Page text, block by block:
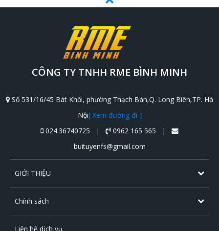
CÔNG TY TNHH RME BÌNH MINH
Số 531/16/45 Bát Khối, phường Thạch Bàn,Q. Long Biên,TP. Hà
Nội[ Xem đường đi ]
024.36740725 |
0962 165 565 |
buituyenfs@gmail.com
GIỚI THIỆU
Chính sách
Liên hệ dịch vụ